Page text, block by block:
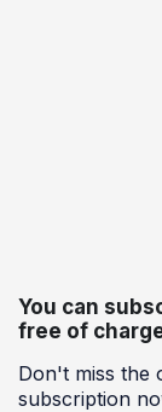
You can
free of
Don't miss the
subscription